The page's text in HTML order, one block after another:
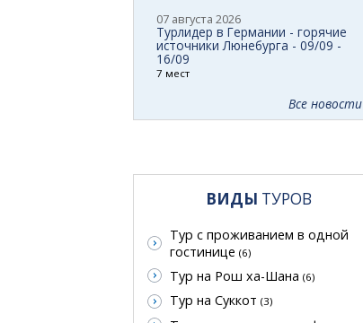
07 августа 2026
Турлидер в Германии - горячие
источники Люнебурга - 09/09 -
16/09
7 мест
Все новости
ВИДЫ ТУРОВ
Тур с проживанием в одной
гостинице (6)
Тур на Рош ха-Шана (6)
Тур на Суккот (3)